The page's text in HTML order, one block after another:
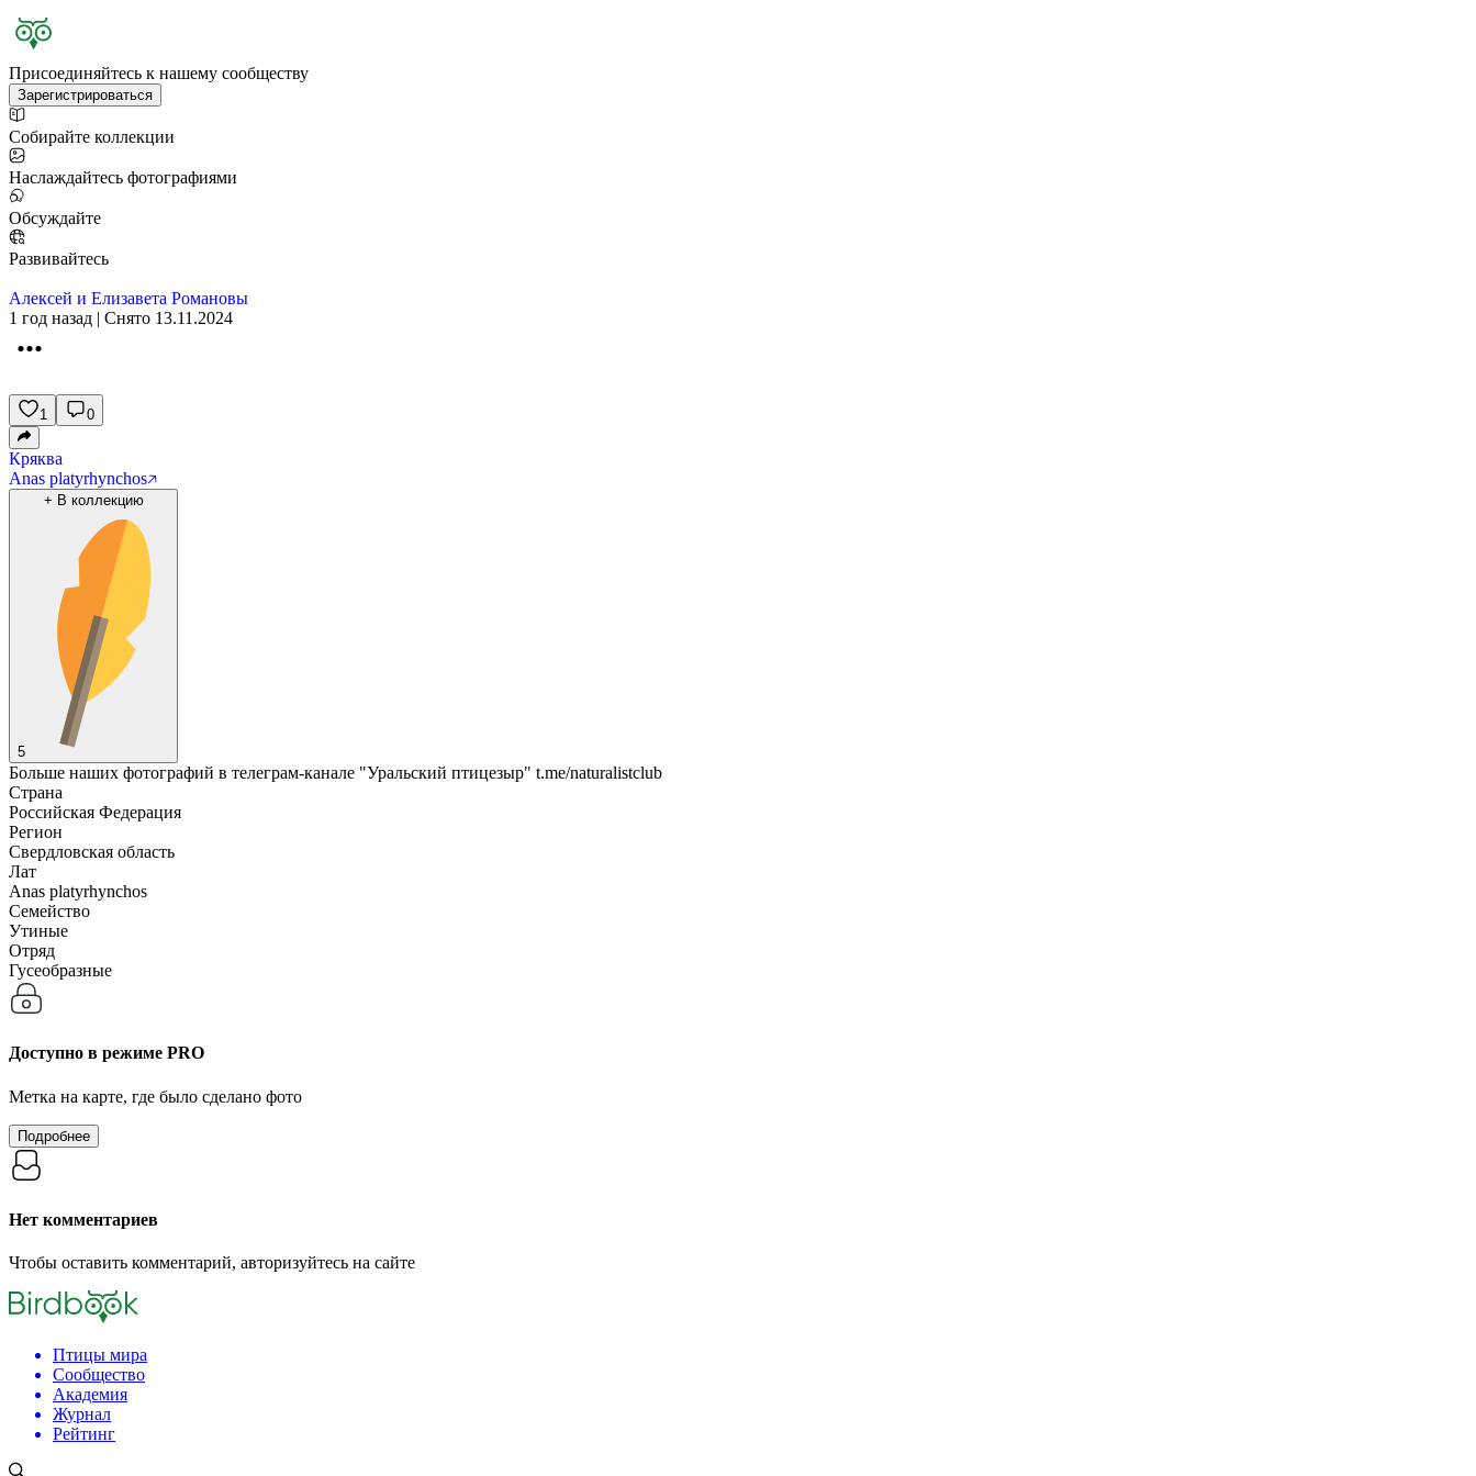
Присоединяйтесь к нашему сообществу
Зарегистрироваться
Собирайте коллекции
Наслаждайтесь фотографиями
Обсуждайте
Развивайтесь
Алексей и Елизавета Романовы
1 год назад | Снято 13.11.2024
1 0
Кряква
Anas platyrhynchos
+ В коллекцию
5
Больше наших фотографий в телеграм-канале "Уральский птицезыр" t.me/naturalistclub
Страна
Российская Федерация
Регион
Свердловская область
Лат
Anas platyrhynchos
Семейство
Утиные
Отряд
Гусеобразные
Доступно в режиме PRO
Метка на карте, где было сделано фото
Подробнее
Нет комментариев
Чтобы оставить комментарий, авторизуйтесь на сайте
Птицы мира
Сообщество
Академия
Журнал
Рейтинг